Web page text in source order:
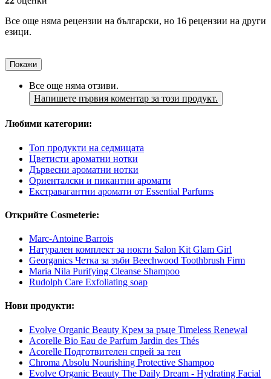
Все още няма рецензии на български, но 16 рецензии на други
езици.
Покажи
Все още няма отзиви.
Напишете първия коментар за този продукт.
Любими категории:
Топ продукти на седмицата
Цветисти ароматни нотки
Дървесни ароматни нотки
Ориенталски и пикантни аромати
Екстравагантни аромати от Essential Parfums
Открийте Cosmeterie:
Marc-Antoine Barrois
Натурален комплект за нокти Salon Kit Glam Girl
Georganics Четка за зъби Beechwood Toothbrush Firm
Maria Nila Purifying Cleanse Shampoo
Rudolph Care Exfoliating soap
Нови продукти:
Evolve Organic Beauty Крем за ръце Timeless Renewal
Acorelle Bio Eau de Parfum Jardin des Thés
Acorelle Подготвителен спрей за тен
Chroma Absolu Nourishing Protective Shampoo
Evolve Organic Beauty The Daily Dream - Hydrating Facial